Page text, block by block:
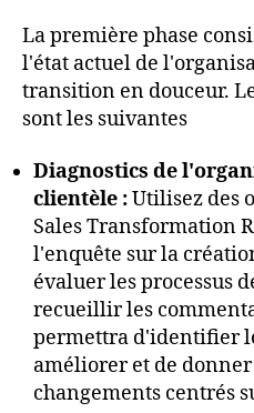
La première phase
l'état actuel de
transition en douceur.
sont les suivantes
Diagnostics de
clientèle :Utilisez des
Sales Transformation
l'enquête sur la
évaluer les processus
recueillir les
permettra d'identifier
améliorer et de
changements centrés